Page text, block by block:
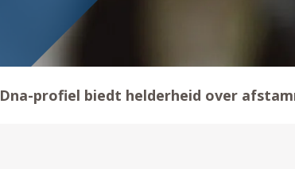
Dna-profiel biedt helderheid over